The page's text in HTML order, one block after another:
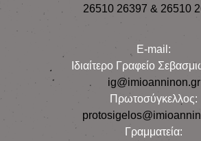
26510 26397 & 26510
E-mail:
Iδιαίτερο Γραφείο
ig@imioanninon.gr
Πρωτοσύγκελλος:
Γραμματεία: